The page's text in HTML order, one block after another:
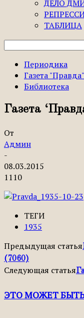
ДЕЛО
ТАБЛИЦА
Периодика
Газета "Правда"
Библиотека
Газета
От
Админ
-
08.03.2015
1110
ТЕГИ
1935
Предыдущая статья
(7060)
Следующая статья
ЭТО МОЖЕТ